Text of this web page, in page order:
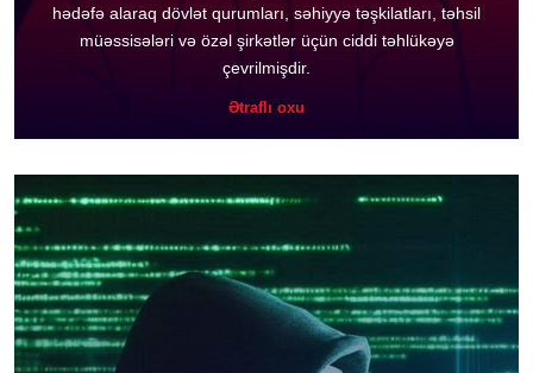
hədəfə alaraq dövlət qurumları, səhiyyə təşkilatları, təhsil
müəssisələri və özəl şirkətlər üçün ciddi təhlükəyə
çevrilmişdir.
Ətraflı oxu